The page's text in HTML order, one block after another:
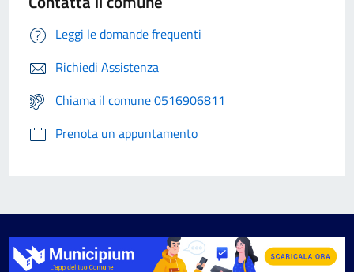
Leggi le domande frequenti
Richiedi Assistenza
Chiama il comune 0516906811
Prenota un appuntamento